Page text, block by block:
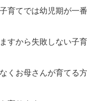
育てでは幼児期が一
すから失敗しない子
くお母さんが育てる